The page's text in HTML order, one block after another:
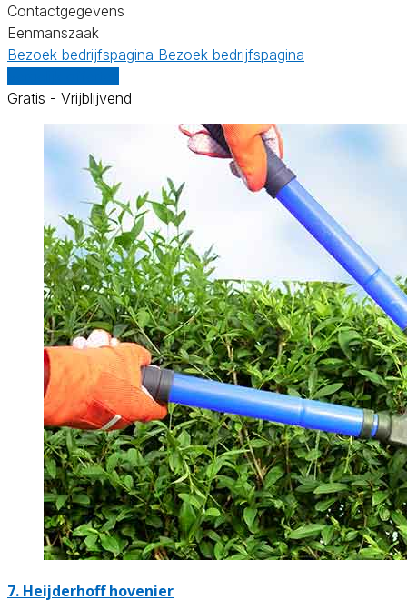
Contactgegevens
Eenmanszaak
Bezoek bedrijfspagina Bezoek bedrijfspagina
Gratis - Vrijblijvend
7. Heijderhoff hovenier